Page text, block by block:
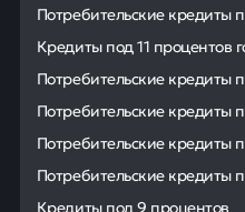
Потребительские кредиты
Кредиты под 11 процентов
Потребительские кредиты
Потребительские кредиты
Потребительские кредиты
Потребительские кредиты
Кредиты под 9 процентов